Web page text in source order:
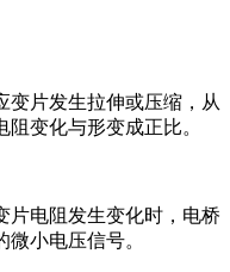
变片发生拉伸或压缩，从
变化与形变成正比。
片电阻发生变化时，电桥
小电压信号。